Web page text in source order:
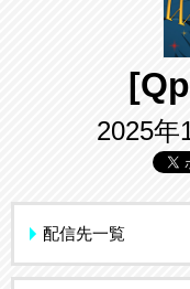
2025年
配信先一覧